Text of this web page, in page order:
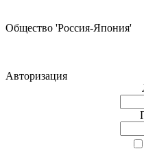
Общество 'Россия-Япония'
Авторизация